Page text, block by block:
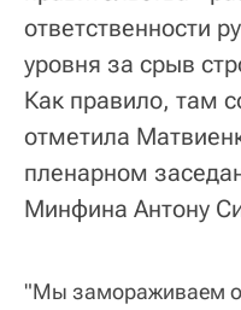
ответственности
уровня за срыв
Как правило, там
отметила
пленарном
Минфина Антону
"Мы замораживаем